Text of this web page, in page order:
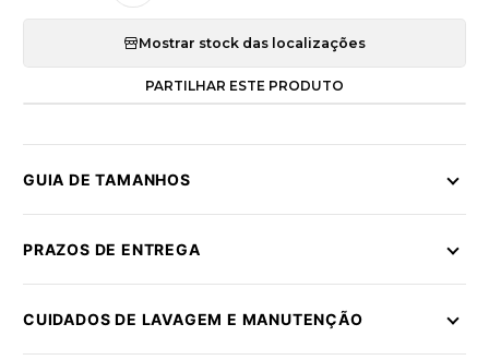
Mostrar stock das localizações
PARTILHAR ESTE PRODUTO
GUIA DE TAMANHOS
PRAZOS DE ENTREGA
CUIDADOS DE LAVAGEM E MANUTENÇÃO